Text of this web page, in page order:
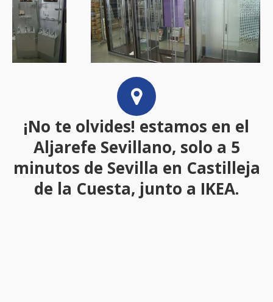
¡No te olvides! estamos en el
Aljarefe Sevillano, solo a 5
minutos de Sevilla en Castilleja
de la Cuesta, junto a IKEA.